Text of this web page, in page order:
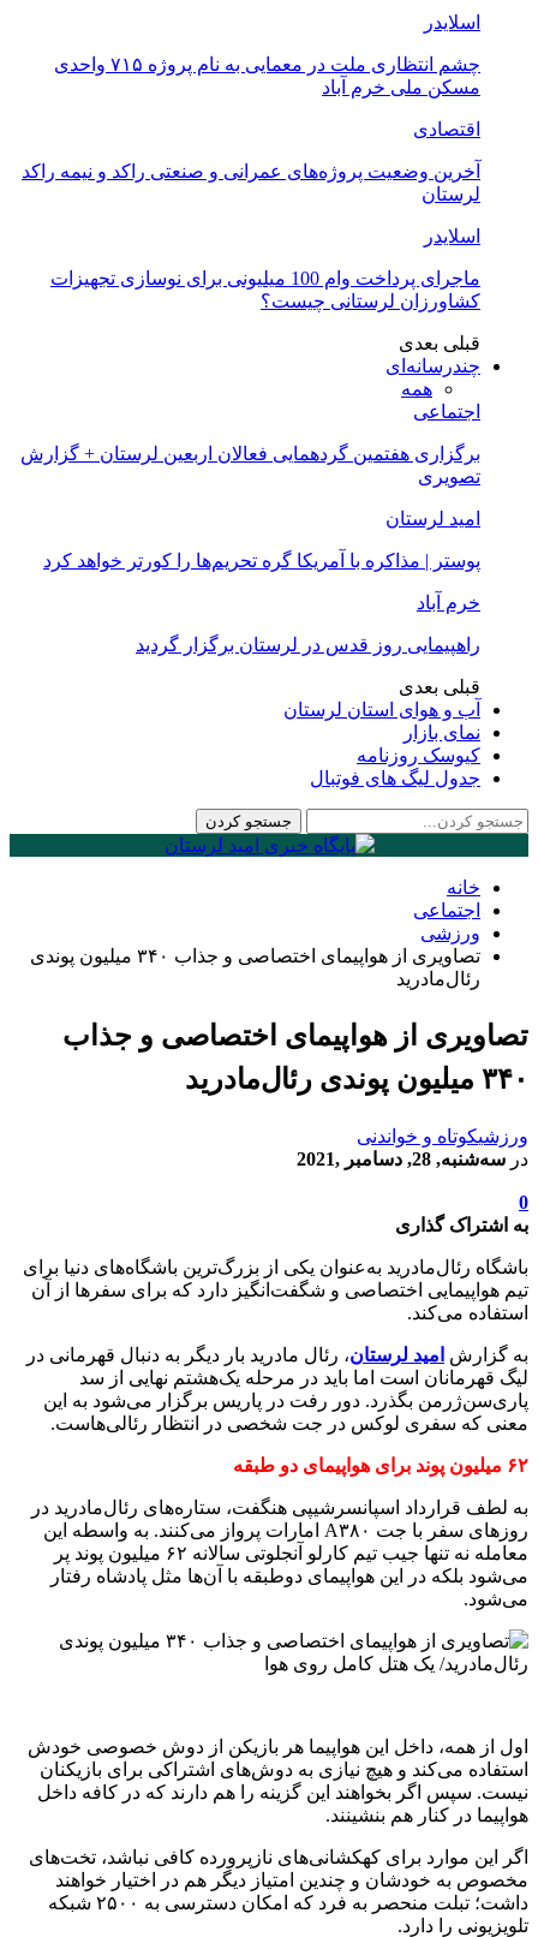
اسلایدر
چشم انتظاری ملت در معمایی به نام پروژه ۷۱۵ واحدی
مسکن ملی خرم آباد
اقتصادی
آخرین وضعیت پروژه‌های عمرانی و صنعتی راکد و نیمه راکد
لرستان
اسلایدر
ماجرای پرداخت وام 100 میلیونی برای نوسازی تجهیزات
کشاورزان لرستانی چیست؟
قبلی بعدی
چندرسانه‌ای
همه
اجتماعی
برگزاری هفتمین گردهمایی فعالان اربعین لرستان + گزارش
تصویری
امید لرستان
پوستر | مذاکره با آمریکا گره تحریم‌ها را کورتر خواهد کرد
خرم آباد
راهپیمایی روز قدس در لرستان برگزار گردید
قبلی بعدی
آب و هوای استان لرستان
نمای بازار
کیوسک روزنامه
جدول لیگ های فوتبال
خانه
اجتماعی
ورزشی
تصاویری از هواپیمای اختصاصی و جذاب ۳۴۰ میلیون پوندی
رئال‌مادرید
تصاویری از هواپیمای اختصاصی و جذاب
۳۴۰ میلیون پوندی رئال‌مادرید
ورزشیکوتاه و خواندنی
در سه‌شنبه, 28, دسامبر ,2021
0
به اشتراک گذاری
باشگاه رئال‌مادرید به‌عنوان یکی از بزرگ‌ترین باشگاه‌های دنیا برای
تیم هواپیمایی اختصاصی و شگفت‌انگیز دارد که برای سفرها از آن
استفاده می‌کند.
به گزارش امید لرستان، رئال مادرید بار دیگر به دنبال قهرمانی در
لیگ قهرمانان است اما باید در مرحله یک‌هشتم نهایی از سد
پاری‌سن‌ژرمن بگذرد. دور رفت در پاریس برگزار می‌شود به این
معنی که سفری لوکس در جت شخصی در انتظار رئالی‌هاست.
۶۲ میلیون پوند برای هواپیمای دو طبقه
به لطف قرارداد اسپانسرشیپی هنگفت، ستاره‌های رئال‌مادرید در
روزهای سفر با جت A۳۸۰ امارات پرواز می‌کنند. به واسطه این
معامله نه تنها جیب تیم کارلو آنجلوتی سالانه ۶۲ میلیون پوند پر
می‌شود بلکه در این هواپیمای دوطبقه با آن‌ها مثل پادشاه رفتار
می‌شود.
اول از همه، داخل این هواپیما هر بازیکن از دوش خصوصی خودش
استفاده می‌کند و هیچ نیازی به دوش‌های اشتراکی برای بازیکنان
نیست. سپس اگر بخواهند این گزینه را هم دارند که در کافه داخل
هواپیما در کنار هم بنشینند.
اگر این موارد برای کهکشانی‌های نازپرورده کافی نباشد، تخت‌های
مخصوص به خودشان و چندین امتیاز دیگر هم در اختیار خواهند
داشت؛ تبلت منحصر به فرد که امکان دسترسی به ۲۵۰۰ شبکه
تلویزیونی را دارد.